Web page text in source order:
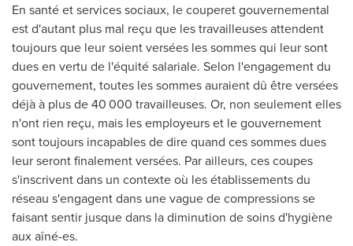
En santé et services sociaux, le couperet gouvernemental
est d'autant plus mal reçu que les travailleuses attendent
toujours que leur soient versées les sommes qui leur sont
dues en vertu de l'équité salariale. Selon l'engagement du
gouvernement, toutes les sommes auraient dû être versées
déjà à plus de 40 000 travailleuses. Or, non seulement elles
n'ont rien reçu, mais les employeurs et le gouvernement
sont toujours incapables de dire quand ces sommes dues
leur seront finalement versées. Par ailleurs, ces coupes
s'inscrivent dans un contexte où les établissements du
réseau s'engagent dans une vague de compressions se
faisant sentir jusque dans la diminution de soins d'hygiène
aux aîné-es.